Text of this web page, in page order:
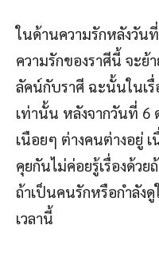
ในด้านความรักหลังวัน
ความรักของราศีนี้ จะย้
ลัคน์กับราศี ฉะนั้นในเรื่
เท่านั้น หลังจากวันที่ 6
เนือยๆ ต่างคนต่างอยู่
คุยกันไม่ค่อยรู้เรื่องด้ว
ถ้าเป็นคนรักหรือกำลัง
เวลานี้